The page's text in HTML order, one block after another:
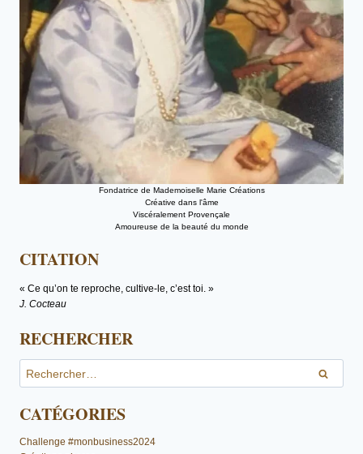
Fondatrice de Mademoiselle Marie Créations
Créative dans l'âme
Viscéralement Provençale
Amoureuse de la beauté du monde
CITATION
« Ce qu’on te reproche, cultive-le, c’est toi. »
J. Cocteau
RECHERCHER
CATÉGORIES
Challenge #monbusiness2024